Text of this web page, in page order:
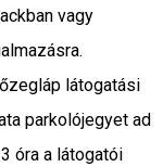
vagy
látogatási
parkolójegyet ad
óra a látogatói